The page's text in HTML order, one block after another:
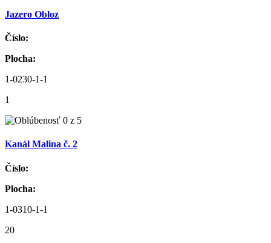
Jazero Obloz
Číslo:
Plocha:
1-0230-1-1
1
Kanál Malina č. 2
Číslo:
Plocha:
1-0310-1-1
20